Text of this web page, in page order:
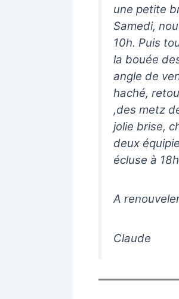
une petite
Samedi,
10h. Puis
la bouée
angle de
haché,
,des metz
jolie brise,
deux
écluse à
A
Claude